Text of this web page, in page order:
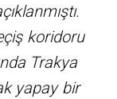
koridoru
Trakya
yapay bir